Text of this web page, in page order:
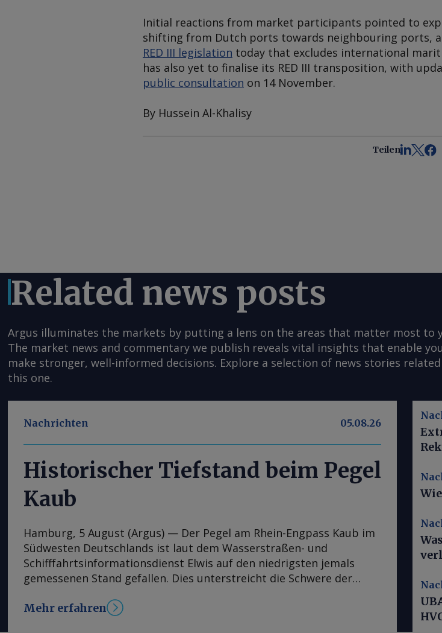
Initial reactions from market participants pointed to
shifting from Dutch ports towards neighbouring ports,
RED III legislation today that excludes international
has also yet to finalise its RED III transposition, with
public consultation on 14 November.
By Hussein Al-Khalisy
Teilen
Related news posts
Argus illuminates the markets by putting a lens on the areas that matter most to
The market news and commentary we publish reveals vital insights that enable
make stronger, well-informed decisions. Explore a selection of news stories
this one.
Nachrichten 05.08.26
Historischer Tiefstand beim Pegel
Kaub
Hamburg, 5 August (Argus) — Der Pegel am Rhein-Engpass Kaub im
Südwesten Deutschlands ist laut dem Wasserstraßen- und
Schifffahrtsinformationsdienst Elwis auf den niedrigsten jemals
gemessenen Stand gefallen. Dies unterstreicht die Schwere der
Binnenwasserstraße. Der Pegel bei Kaub, der den Zugang vom
Mehr erfahren